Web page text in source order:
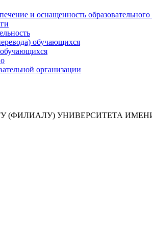
и оснащенность
обучающихся
организации
(ФИЛИАЛУ) УНИВЕРСИТЕТА